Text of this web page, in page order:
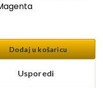
Dodaj u košaricu
Usporedi